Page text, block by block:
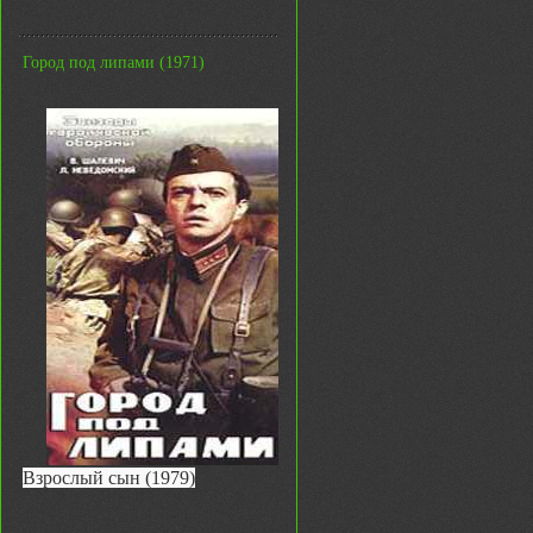
Город под липами (1971)
Взрослый сын (1979)